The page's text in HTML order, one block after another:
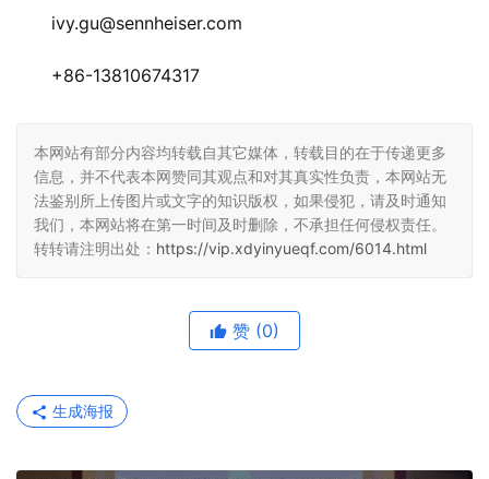
ivy.gu@sennheiser.com
+86-13810674317
本网站有部分内容均转载自其它媒体，转载目的在于传递更多
信息，并不代表本网赞同其观点和对其真实性负责，本网站无
法鉴别所上传图片或文字的知识版权，如果侵犯，请及时通知
我们，本网站将在第一时间及时删除，不承担任何侵权责任。
转转请注明出处： https://vip.xdyinyueqf.com/6014.html
赞 (0)
生成海报